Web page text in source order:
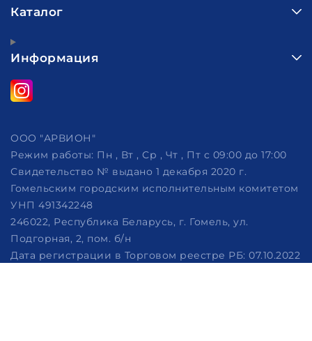
Каталог
Информация
ООО "АРВИОН"
Режим работы: Пн , Вт , Ср , Чт , Пт c 09:00 до 17:00
Свидетельство № выдано 1 декабря 2020 г.
Гомельским городским исполнительным комитетом
УНП 491342248
246022, Республика Беларусь, г. Гомель, ул.
Подгорная, 2, пом. б/н
Дата регистрации в Торговом реестре РБ: 07.10.2022